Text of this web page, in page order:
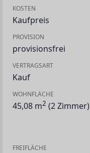
KOSTEN
Kaufpreis
PROVISION
provisionsfrei
VERTRAGSART
Kauf
WOHNFLÄCHE
45,08 m2 (2 Zimmer)
FREIFLÄCHE